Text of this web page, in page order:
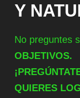
Y
No preguntes
OBJETIVOS.
QUIERES